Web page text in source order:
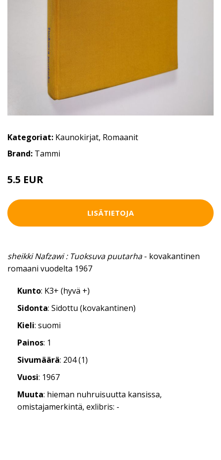
Kategoriat: Kaunokirjat, Romaanit
Brand: Tammi
5.5 EUR
LISÄTIETOJA
sheikki Nafzawi : Tuoksuva puutarha- kovakantinen
romaani vuodelta 1967
Kunto: K3+ (hyvä +)
Sidonta: Sidottu (kovakantinen)
Kieli: suomi
Painos: 1
Sivumäärä: 204 (1)
Vuosi: 1967
Muuta: hieman nuhruisuutta kansissa,
omistajamerkintä, exlibris: -